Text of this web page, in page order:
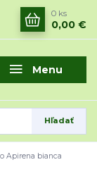
Menu
Hľadať
0 ks
0,00 €
Apirena bianca